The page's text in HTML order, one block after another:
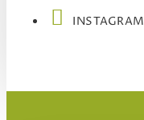
INSTAGRAM